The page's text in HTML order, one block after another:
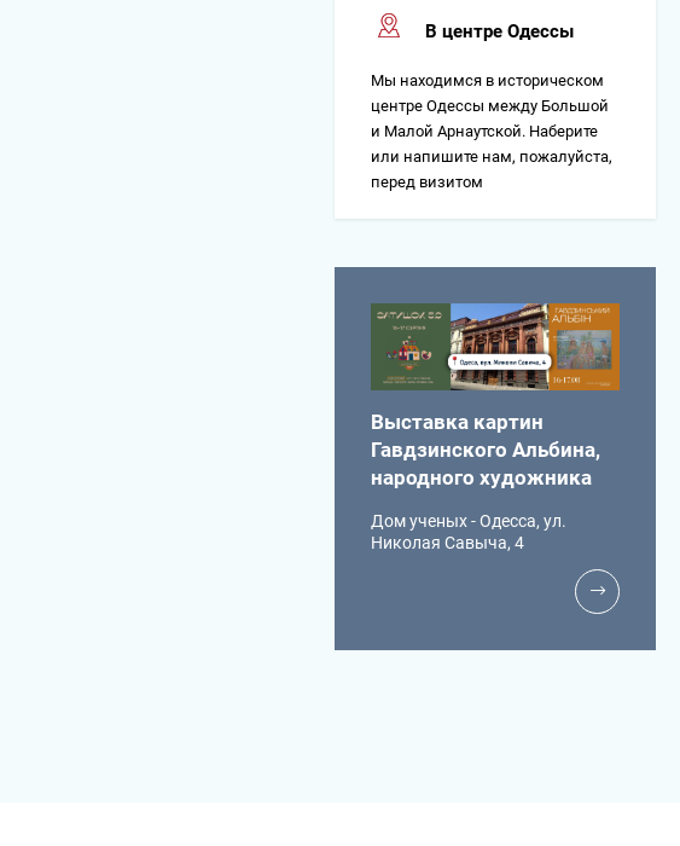
В центре Одессы
Мы находимся в историческом
центре Одессы между Большой
и Малой Арнаутской. Наберите
или напишите нам, пожалуйста,
перед визитом
Выставка картин
Гавдзинского Альбина,
народного художника
Дом ученых - Одесса, ул.
Николая Савыча, 4